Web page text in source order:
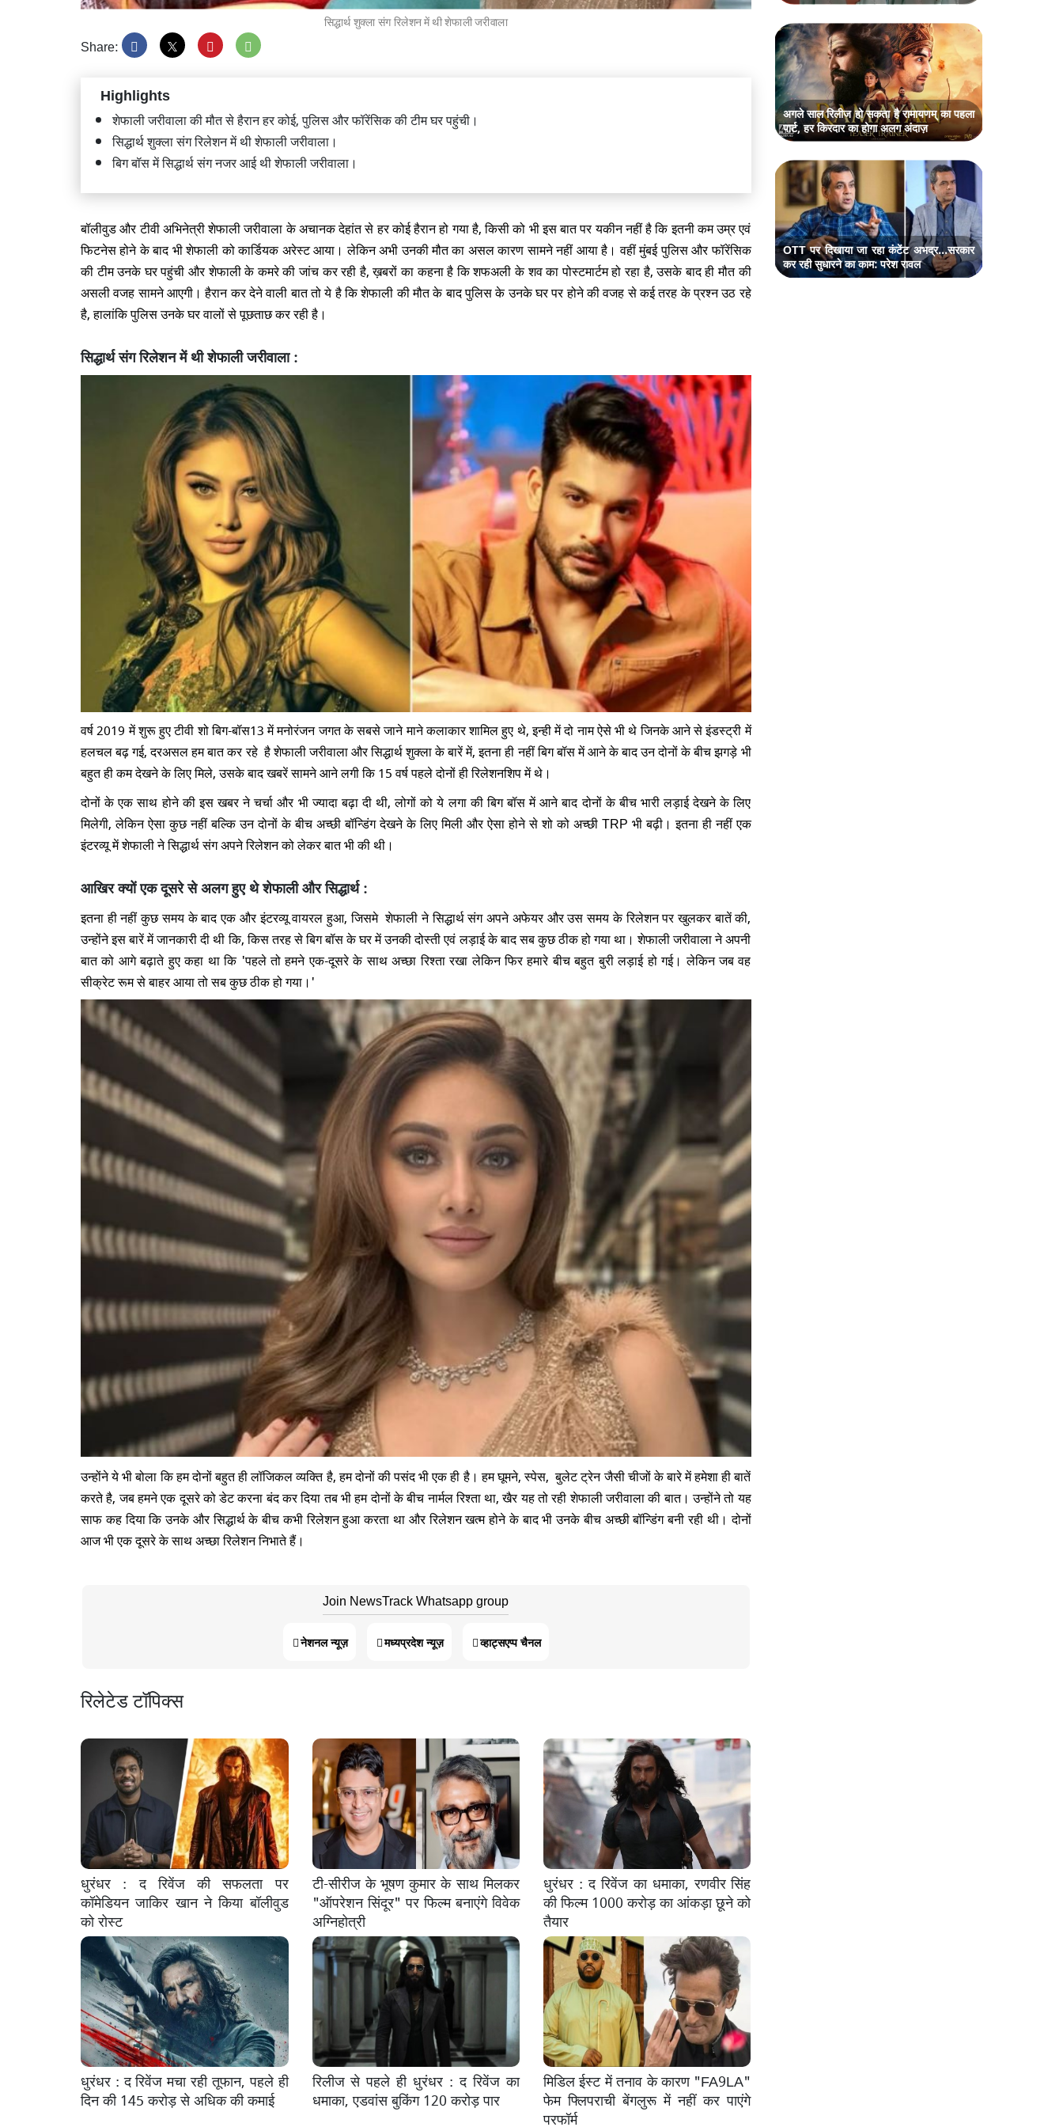
सिद्धार्थ शुक्ला संग रिलेशन में थी शेफाली जरीवाला
Share:
Highlights
शेफाली जरीवाला की मौत से हैरान हर कोई, पुलिस और फॉरेंसिक की टीम घर पहुंची।
सिद्धार्थ शुक्ला संग रिलेशन में थी शेफाली जरीवाला।
बिग बॉस में सिद्धार्थ संग नजर आई थी शेफाली जरीवाला।
बॉलीवुड और टीवी अभिनेत्री शेफाली जरीवाला के अचानक देहांत से हर कोई हैरान हो गया है, किसी को भी इस बात पर यकीन नहीं है कि इतनी कम उम्र एवं
फिटनेस होने के बाद भी शेफाली को कार्डियक अरेस्ट आया। लेकिन अभी उनकी मौत का असल कारण सामने नहीं आया है। वहीं मुंबई पुलिस और फॉरेंसिक
की टीम उनके घर पहुंची और शेफाली के कमरे की जांच कर रही है, ख़बरों का कहना है कि शफअली के शव का पोस्टमार्टम हो रहा है, उसके बाद ही मौत की
असली वजह सामने आएगी। हैरान कर देने वाली बात तो ये है कि शेफाली की मौत के बाद पुलिस के उनके घर पर होने की वजह से कई तरह के प्रश्न उठ रहे
है, हालांकि पुलिस उनके घर वालों से पूछताछ कर रही है।
सिद्धार्थ संग रिलेशन में थी शेफाली जरीवाला :
वर्ष 2019 में शुरू हुए टीवी शो बिग-बॉस13 में मनोरंजन जगत के सबसे जाने माने कलाकार शामिल हुए थे, इन्ही में दो नाम ऐसे भी थे जिनके आने से इंडस्ट्री में
हलचल बढ़ गई, दरअसल हम बात कर रहे है शेफाली जरीवाला और सिद्धार्थ शुक्ला के बारें में, इतना ही नहीं बिग बॉस में आने के बाद उन दोनों के बीच झगड़े भी
बहुत ही कम देखने के लिए मिले, उसके बाद खबरें सामने आने लगी कि 15 वर्ष पहले दोनों ही रिलेशनशिप में थे ।
दोनों के एक साथ होने की इस खबर ने चर्चा और भी ज्यादा बढ़ा दी थी, लोगों को ये लगा की बिग बॉस में आने बाद दोनों के बीच भारी लड़ाई देखने के लिए
मिलेगी, लेकिन ऐसा कुछ नहीं बल्कि उन दोनों के बीच अच्छी बॉन्डिंग देखने के लिए मिली और ऐसा होने से शो को अच्छी TRP भी बढ़ी। इतना ही नहीं एक
इंटरव्यू में शेफाली ने सिद्धार्थ संग अपने रिलेशन को लेकर बात भी की थी।
आखिर क्यों एक दूसरे से अलग हुए थे शेफाली और सिद्धार्थ :
इतना ही नहीं कुछ समय के बाद एक और इंटरव्यू वायरल हुआ, जिसमे शेफाली ने सिद्धार्थ संग अपने अफेयर और उस समय के रिलेशन पर खुलकर बातें की,
उन्होंने इस बारें में जानकारी दी थी कि, किस तरह से बिग बॉस के घर में उनकी दोस्ती एवं लड़ाई के बाद सब कुछ ठीक हो गया था। शेफाली जरीवाला ने अपनी
बात को आगे बढ़ाते हुए कहा था कि 'पहले तो हमने एक-दूसरे के साथ अच्छा रिश्ता रखा लेकिन फिर हमारे बीच बहुत बुरी लड़ाई हो गई। लेकिन जब वह
सीक्रेट रूम से बाहर आया तो सब कुछ ठीक हो गया।'
उन्होंने ये भी बोला कि हम दोनों बहुत ही लॉजिकल व्यक्ति है, हम दोनों की पसंद भी एक ही है। हम घूमने, स्पेस, बुलेट ट्रेन जैसी चीजों के बारे में हमेशा ही बातें
करते है, जब हमने एक दूसरे को डेट करना बंद कर दिया तब भी हम दोनों के बीच नार्मल रिश्ता था, खैर यह तो रही शेफाली जरीवाला की बात। उन्होंने तो यह
साफ कह दिया कि उनके और सिद्धार्थ के बीच कभी रिलेशन हुआ करता था और रिलेशन खत्म होने के बाद भी उनके बीच अच्छी बॉन्ड‍िंग बनी रही थी। दोनों
आज भी एक दूसरे के साथ अच्छा रिलेशन निभाते हैं।
Join NewsTrack Whatsapp group
नेशनल न्यूज़ मध्यप्रदेश न्यूज़ व्हाट्सएप्प चैनल
रिलेटेड टॉपिक्स
धुरंधर : द रिवेंज की सफलता पर
कॉमेडियन जाकिर खान ने किया बॉलीवुड
को रोस्ट
टी-सीरीज के भूषण कुमार के साथ मिलकर
"ऑपरेशन सिंदूर" पर फिल्म बनाएंगे विवेक
अग्निहोत्री
धुरंधर : द रिवेंज का धमाका, रणवीर सिंह
की फिल्म 1000 करोड़ का आंकड़ा छूने को
तैयार
धुरंधर : द रिवेंज मचा रही तूफान, पहले ही
दिन की 145 करोड़ से अधिक की कमाई
रिलीज से पहले ही धुरंधर : द रिवेंज का
धमाका, एडवांस बुकिंग 120 करोड़ पार
मिडिल ईस्ट में तनाव के कारण "FA9LA"
फेम फ्लिपराची बेंगलुरू में नहीं कर पाएंगे
परफॉर्म
अगले साल रिलीज हो सकता है रामायणम् का पहला
पार्ट, हर किरदार का होगा अलग अंदाज़
OTT पर दिखाया जा रहा कंटेंट अभद्र...सरकार
कर रही सुधारने का काम: परेश रावल
अगले साल रिलीज हो सकता है रामायणम् का पहला
पार्ट, हर किरदार का होगा अलग अंदाज़
OTT पर दिखाया जा रहा कंटेंट अभद्र...सरकार
कर रही सुधारने का काम: परेश रावल